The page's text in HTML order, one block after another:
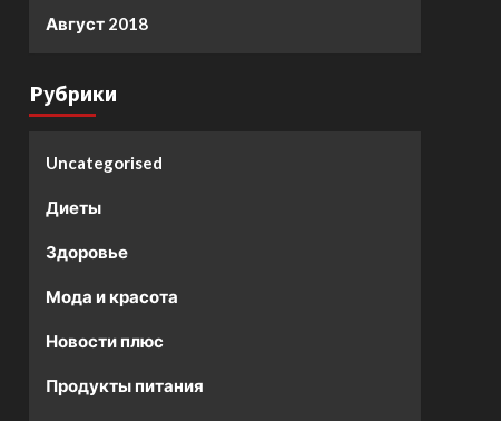
Август 2018
Рубрики
Uncategorised
Диеты
Здоровье
Мода и красота
Новости плюс
Продукты питания